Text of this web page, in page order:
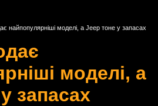
найпопулярніші моделі, а Jeep тонe у запасах
моделі, а
запасах